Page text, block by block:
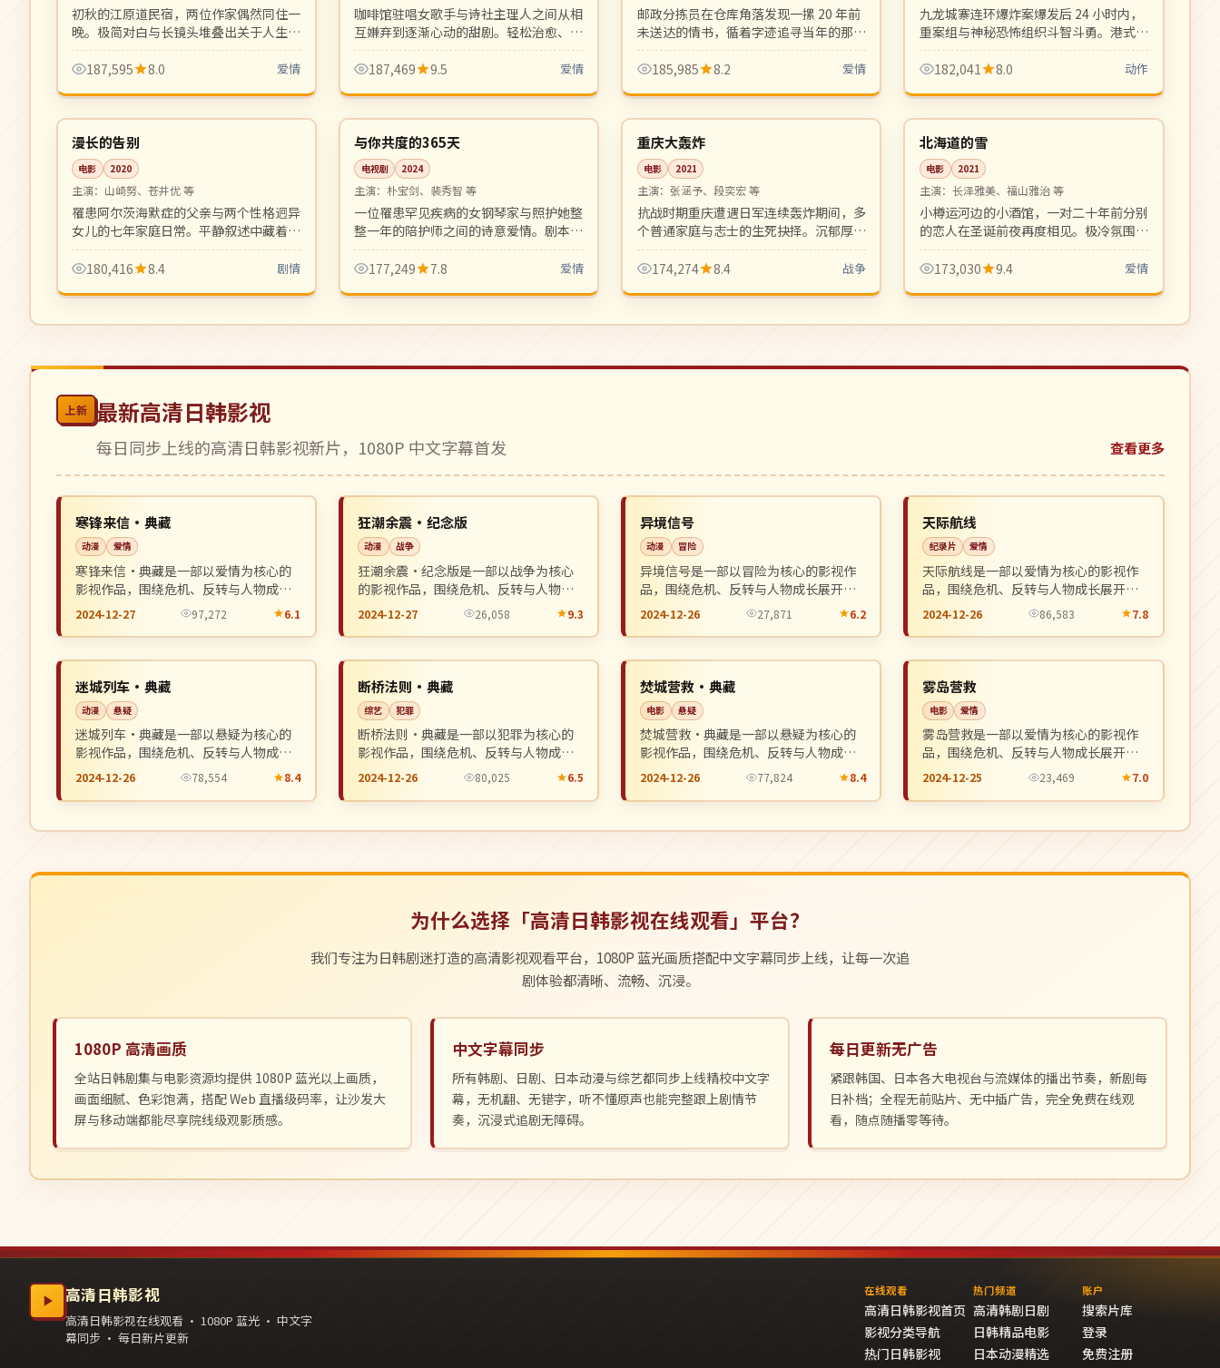
初秋的江原道民宿，两位作家偶然同住一
晚。极简对白与长镜头堆叠出关于人生选
择的留白韵味，文艺片佳作。
187,595
8.0 爱情
咖啡馆驻唱女歌手与诗社主理人之间从相
互嫌弃到逐渐心动的甜剧。轻松治愈、
OST 出圈，是话题度极高的青春爱情
剧。187,469 9.5 爱情
邮政分拣员在仓库角落发现一摞 20 年前
未送达的情书，循着字迹追寻当年的那段
感情。复古浪漫，年代质感细腻。
185,985
8.2 爱情
九龙城寨连环爆炸案爆发后 24 小时内，
重案组与神秘恐怖组织斗智斗勇。港式硬
动作片巅峰，飞车与枪战戏精彩刺激。
182,041
8.0 动作
日本
高分 99:10
漫长的告别
电影 2020
主演： 山崎努、苍井优 等
罹患阿尔茨海默症的父亲与两个性格迥异
女儿的七年家庭日常。平静叙述中藏着深
沉父爱，是治愈系日影的代表作。
180,416
8.4 剧情
韩国
高分 12:22
与你共度的365天
电视剧 2024
主演：朴宝剑、裴秀智 等
一位罹患罕见疾病的女钢琴家与照护她整
整一年的陪护师之间的诗意爱情。剧本细
腻文艺，画面如散文诗一般动人。
177,249
7.8 爱情
中国
4K 99:05
重庆大轰炸
电影 2021
主演： 张涵予、段奕宏 等
抗战时期重庆遭遇日军连续轰炸期间，多
个普通家庭与志士的生死抉择。沉郁厚重
的战争历史片，是难得的大银幕史诗作
品。174,274 8.4 战争
日本
院线 99:19
北海道的雪
电影 2021
主演： 长泽雅美、福山雅治 等
小樽运河边的小酒馆，一对二十年前分别
的恋人在圣诞前夜再度相见。极冷氛围中
的极暖情感，画面富有油画质感。
173,030
9.4 爱情
上新 最新高清日韩影视
每日同步上线的高清日韩影视新片，1080P 中文字幕首发 查看更多
中国
高分
寒锋来信·典藏
动漫 爱情
寒锋来信·典藏是一部以爱情为核心的
影视作品，围绕危机、反转与人物成长
展开，整体节奏紧凑，值得推荐观看。
2024-12-27 97,272 6.1
中国
热播
狂潮余震·纪念版
动漫 战争
狂潮余震·纪念版是一部以战争为核心
的影视作品，围绕危机、反转与人物成
长展开，整体节奏紧凑，值得推荐观
看。
2024-12-27 26,058 9.3
英国
高分
异境信号
动漫 冒险
异境信号是一部以冒险为核心的影视作
品，围绕危机、反转与人物成长展开，
整体节奏紧凑，值得推荐观看。
2024-12-26 27,871 6.2
日本
杜比
天际航线
纪录片 爱情
天际航线是一部以爱情为核心的影视作
品，围绕危机、反转与人物成长展开，
整体节奏紧凑，值得推荐观看。
2024-12-26 86,583 7.8
中国
迷城列车·典藏
动漫 悬疑
迷城列车·典藏是一部以悬疑为核心的
影视作品，围绕危机、反转与人物成长
展开，整体节奏紧凑，值得推荐观看。
2024-12-26 78,554 8.4
中国
断桥法则·典藏
综艺 犯罪
断桥法则·典藏是一部以犯罪为核心的
影视作品，围绕危机、反转与人物成长
展开，整体节奏紧凑，值得推荐观看。
2024-12-26 80,025 6.5
中国
焚城营救·典藏
电影 悬疑
焚城营救·典藏是一部以悬疑为核心的
影视作品，围绕危机、反转与人物成长
展开，整体节奏紧凑，值得推荐观看。
2024-12-26 77,824 8.4
中国
雾岛营救
电影 爱情
雾岛营救是一部以爱情为核心的影视作
品，围绕危机、反转与人物成长展开，
整体节奏紧凑，值得推荐观看。
2024-12-25 23,469 7.0
为什么选择「高清日韩影视在线观看」平台？
我们专注为日韩剧迷打造的高清影视观看平台，1080P 蓝光画质搭配中文字幕同步上线，让每一次追
剧体验都清晰、流畅、沉浸。
1080P 高清画质
全站日韩剧集与电影资源均提供 1080P 蓝光以上画质，
画面细腻、色彩饱满，搭配 Web 直播级码率，让沙发大
屏与移动端都能尽享院线级观影质感。
中文字幕同步
所有韩剧、日剧、日本动漫与综艺都同步上线精校中文字
幕，无机翻、无错字，听不懂原声也能完整跟上剧情节
奏，沉浸式追剧无障碍。
每日更新无广告
紧跟韩国、日本各大电视台与流媒体的播出节奏，新剧每
日补档；全程无前贴片、无中插广告，完全免费在线观
看，随点随播零等待。
高清日韩影视
高清日韩影视在线观看 · 1080P 蓝光 · 中文字
幕同步 · 每日新片更新
在线观看
高清日韩影视首页
影视分类导航
热门日韩影视
热门频道
高清韩剧日剧
日韩精品电影
日本动漫精选
账户
搜索片库
登录
免费注册